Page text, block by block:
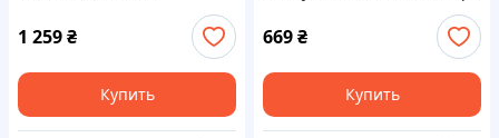
1 259₴
Купить
669₴
Купить